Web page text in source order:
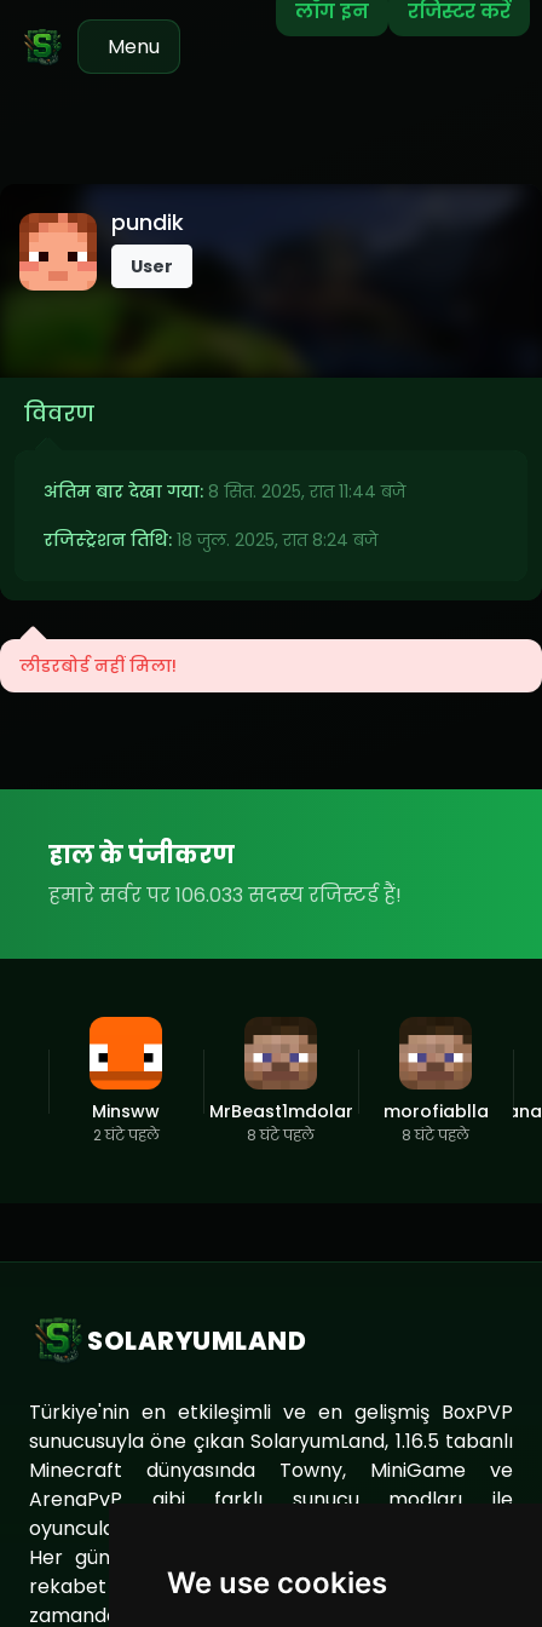
We use cookies
लॉग इन
रजिस्टर करें
Menu
pundik
User
विवरण
अंतिम बार देखा गया: 8 सित. 2025, रात 11:44 बजे
रजिस्ट्रेशन तिथि: 18 जुल. 2025, रात 8:24 बजे
लीडरबोर्ड नहीं मिला!
हाल के पंजीकरण
हमारे सर्वर पर 106.033 सदस्य रजिस्टर्ड हैं!
Minsww
2 घंटे पहले
MrBeast1mdolar
8 घंटे पहले
morofiablla
8 घंटे पहले
SOLARYUMLAND
Türkiye'nin en etkileşimli ve en gelişmiş BoxPVP
sunucusuyla öne çıkan SolaryumLand, 1.16.5 tabanlı
Minecraft dünyasında Towny, MiniGame ve
ArenaPvP gibi farklı sunucu modları ile
oyuncularımıza eşsiz bir oyun deneyimi sunuyor.
Her gün sunucumuzu geliştirerek oyuncularımıza
rekabet dolu ve keyifli bir ortam sağlıyoruz. Aynı
zamanda topluluğumuzu daha da güçlendirmek